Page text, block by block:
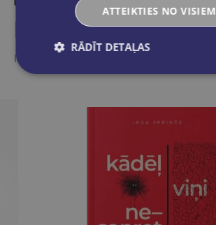
Līdzīgas preces
Ieskaties, varbūt noder
ATTEIKTIES NO VISIEM
RĀDĪT DETAĻAS